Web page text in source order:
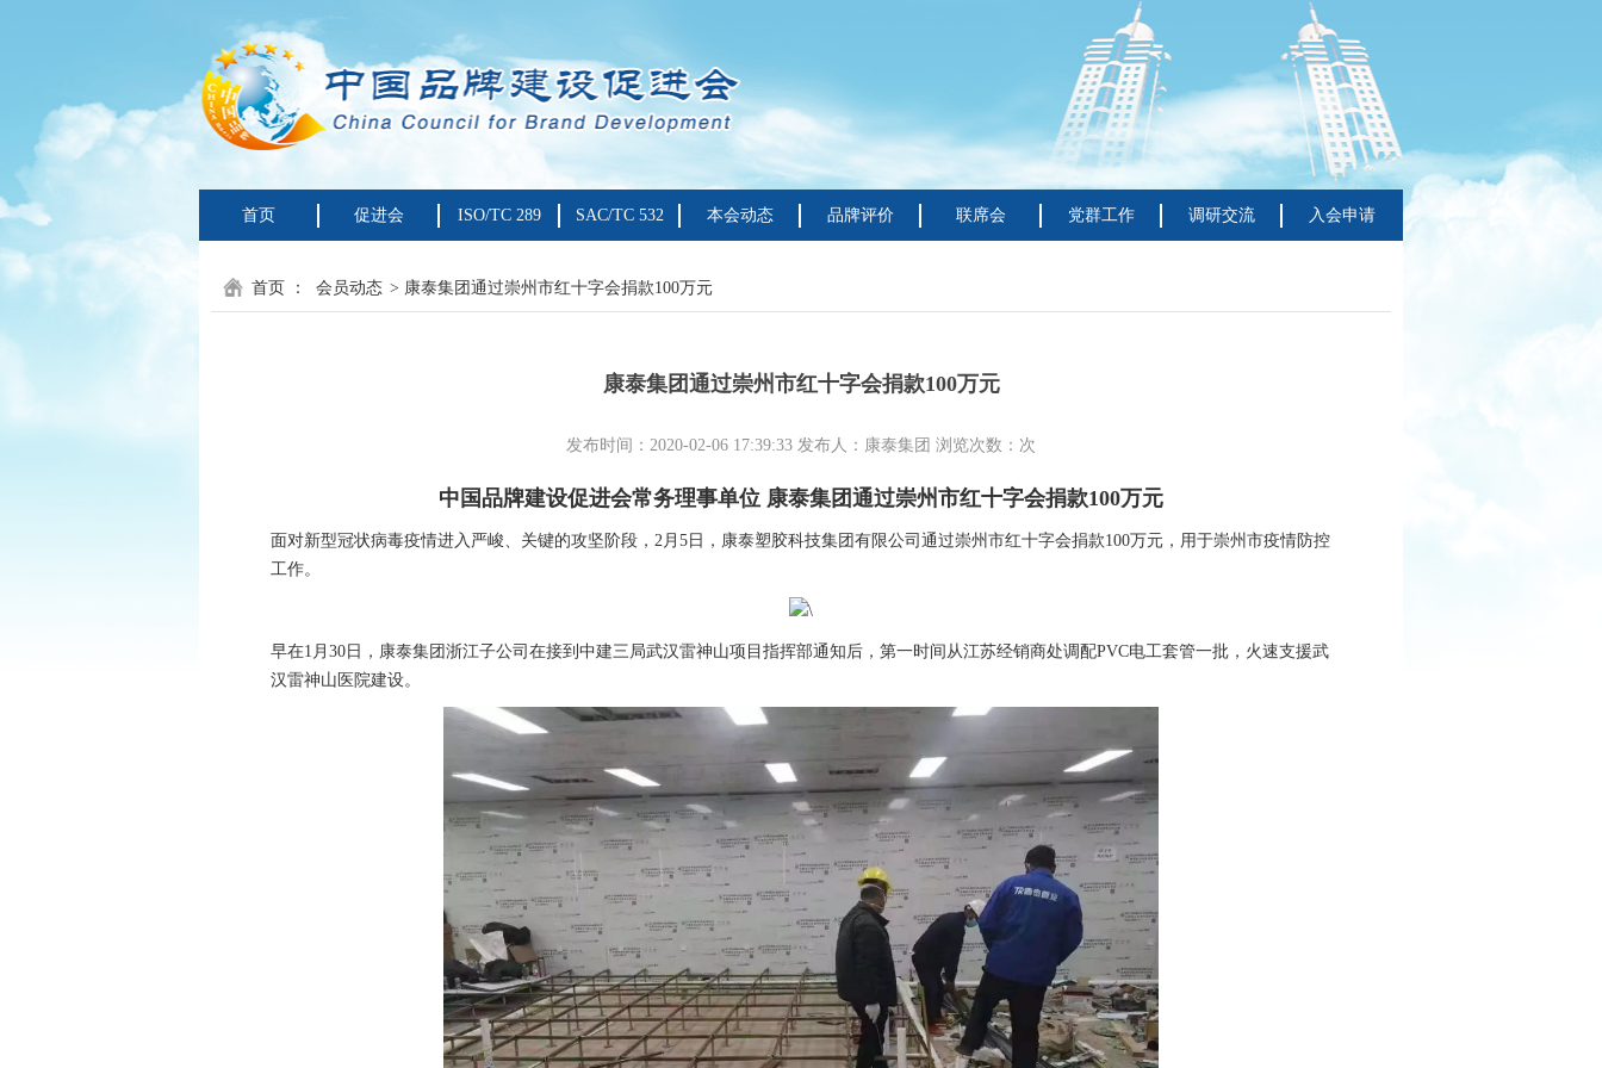
首页 促进会 ISO/TC 289 SAC/TC 532 本会动态 品牌评价 联席会 党群工作 调研交流 入会申请
首页 ： 会员动态 > 康泰集团通过崇州市红十字会捐款100万元
康泰集团通过崇州市红十字会捐款100万元
发布时间：2020-02-06 17:39:33 发布人：康泰集团 浏览次数： 次
中国品牌建设促进会常务理事单位 康泰集团通过崇州市红十字会捐款100万元
面对新型冠状病毒疫情进入严峻、关键的攻坚阶段，2月5日，康泰塑胶科技集团有限公司通过崇州市红十字会捐款100万元，用于崇州市疫情防控
工作。
早在1月30日，康泰集团浙江子公司在接到中建三局武汉雷神山项目指挥部通知后，第一时间从江苏经销商处调配PVC电工套管一批，火速支援武
汉雷神山医院建设。